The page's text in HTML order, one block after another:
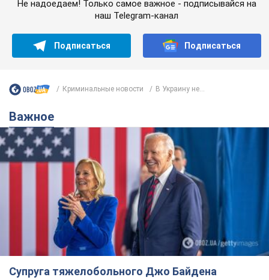
Супруга тяжелобольного Джо Байдена
назвала первый симптом, который
сигнализировал о его "агрессивном" раке
Сначала врачи не обратили на это должного внимания
16,7 т.
Отпуск Леси Никитюк в Карпатах
обернулся скандалом: почему
ведущую несправедливо захейтили
Знаменитость вышла на прямую
коммуникацию в сети и расставила все точки